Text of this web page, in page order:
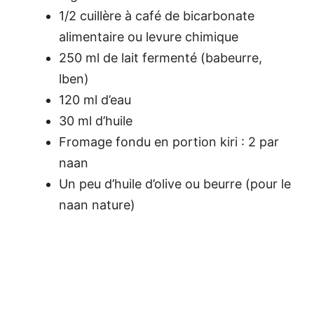
1/2 cuillère à café de bicarbonate
alimentaire ou levure chimique
250 ml de lait fermenté (babeurre,
lben)
120 ml d’eau
30 ml d’huile
Fromage fondu en portion kiri : 2 par
naan
Un peu d’huile d’olive ou beurre (pour le
naan nature)